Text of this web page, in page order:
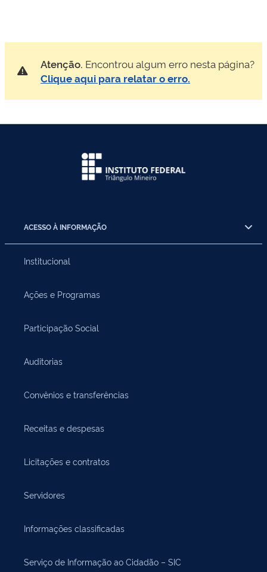
Atenção. Encontrou algum erro nesta página?
Clique aqui para relatar o erro.
ACESSO À INFORMAÇÃO
Institucional
Ações e Programas
Participação Social
Auditorias
Convênios e transferências
Receitas e despesas
Licitações e contratos
Servidores
Informações classificadas
Serviço de Informação ao Cidadão – SIC